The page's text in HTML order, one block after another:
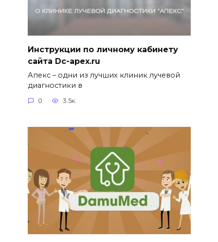
Инструкции по личному кабинету
сайта Dc-apex.ru
Апекс – одни из лучших клиник лучевой
диагностики в
0 3.5к.